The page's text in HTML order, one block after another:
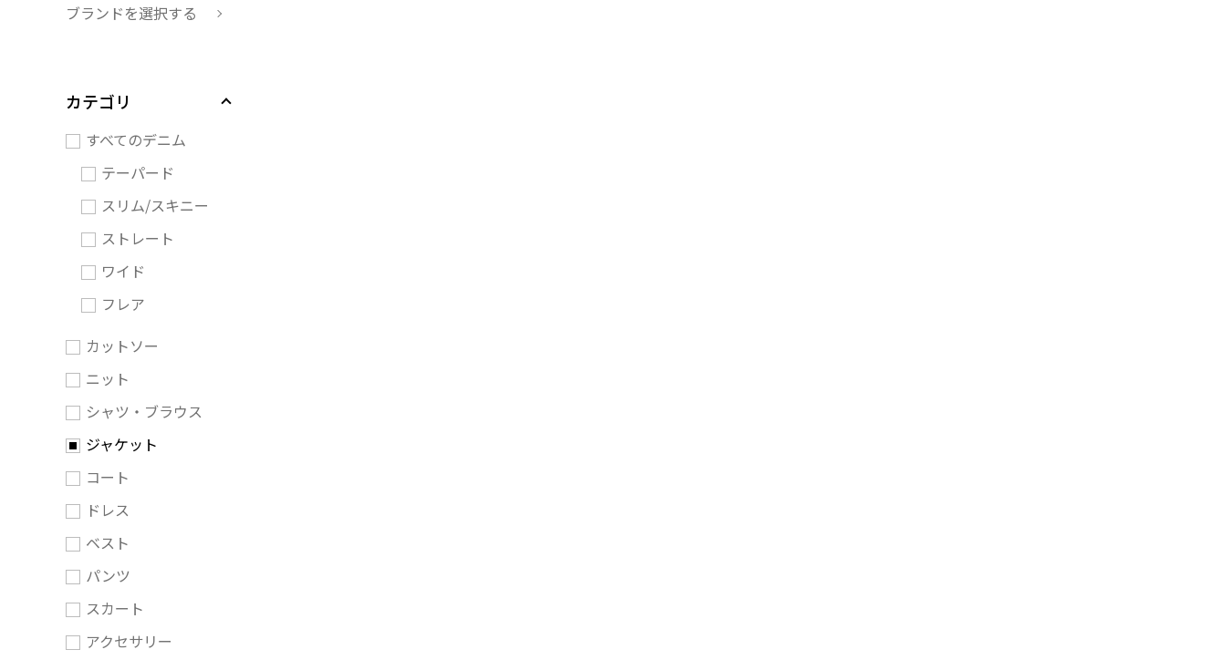
ブランドを選択する
カテゴリ
すべてのデニム
テーパード
スリム/スキニー
ストレート
ワイド
フレア
カットソー
ニット
シャツ・ブラウス
ジャケット
コート
ドレス
ベスト
パンツ
スカート
アクセサリー